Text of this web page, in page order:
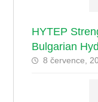
HYTEP
Bulgarian
8 července,